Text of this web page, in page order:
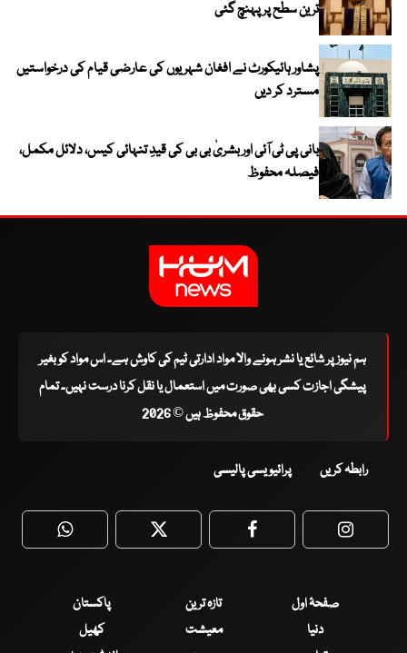
ترین سطح پر پہنچ گئی
پشاور ہائیکورٹ نے افغان شہریوں کی عارضی قیام کی درخواستیں
مسترد کر دیں
بانی پی ٹی آئی اور بشریٰ بی بی کی قیدِ تنہائی کیس، دلائل مکمل،
فیصلہ محفوظ
ہم نیوز پر شائع یا نشر ہونے والا مواد ادارتی ٹیم کی کاوش ہے۔ اس مواد کو بغیر
پیشگی اجازت کسی بھی صورت میں استعمال یا نقل کرنا درست نہیں۔ تمام
حقوق محفوظ ہیں © 2026
رابطہ کریں پرائیویسی پالیسی
WhatsApp Twitter Facebook
صفحۂ اول تازہ ترین
پاکستان
دنیا
معیشت
کھیل